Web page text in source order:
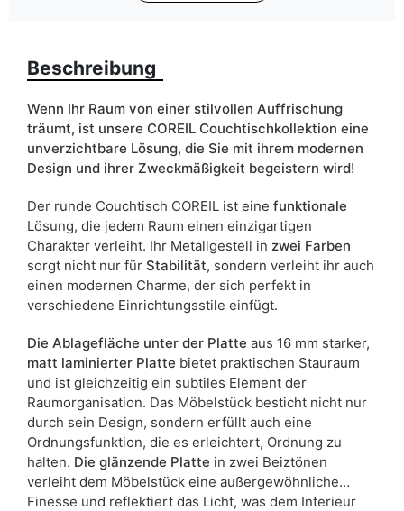
ean13 5905723917794
Liefertermin: 5 Werktage
Materialeigenschaften sind Maßabweichungen von +/- 2–3 cm
möglich.
Beschreibung
Wenn Ihr Raum von einer stilvollen Auffrischung
träumt, ist unsere COREIL Couchtischkollektion eine
unverzichtbare Lösung, die Sie mit ihrem modernen
Design und ihrer Zweckmäßigkeit begeistern wird!
Der runde Couchtisch COREIL ist eine funktionale
Lösung, die jedem Raum einen einzigartigen
Charakter verleiht. Ihr Metallgestell in zwei Farben
sorgt nicht nur für Stabilität, sondern verleiht ihr auch
einen modernen Charme, der sich perfekt in
verschiedene Einrichtungsstile einfügt.
Die Ablagefläche unter der Platte aus 16 mm starker,
matt laminierter Platte bietet praktischen Stauraum
und ist gleichzeitig ein subtiles Element der
Raumorganisation. Das Möbelstück besticht nicht nur
durch sein Design, sondern erfüllt auch eine
Ordnungsfunktion, die es erleichtert, Ordnung zu
halten. Die glänzende Platte in zwei Beiztönen
verleiht dem Möbelstück eine außergewöhnliche
Finesse und reflektiert das Licht, was dem Interieur